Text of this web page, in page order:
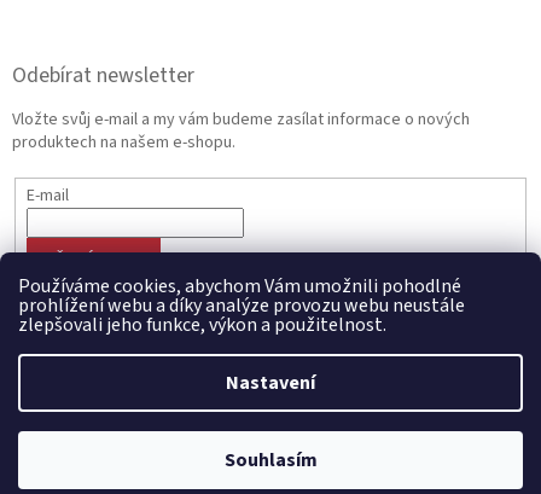
Používáme cookies, abychom Vám umožnili pohodlné
prohlížení webu a díky analýze provozu webu neustále
zlepšovali jeho funkce, výkon a použitelnost.
Nastavení
Souhlasím
Odebírat newsletter
Vložte svůj e-mail a my vám budeme zasílat informace o nových
produktech na našem e-shopu.
E-mail
PŘIHLÁSIT SE
Copyright 2026CZECHMANIA.CZ | Český fanshop v národních
. Všechna práva vyhrazena.